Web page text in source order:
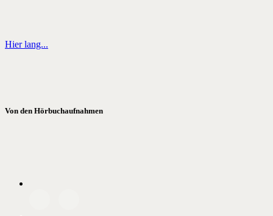
Hier lang...
Von den Hörbuchaufnahmen